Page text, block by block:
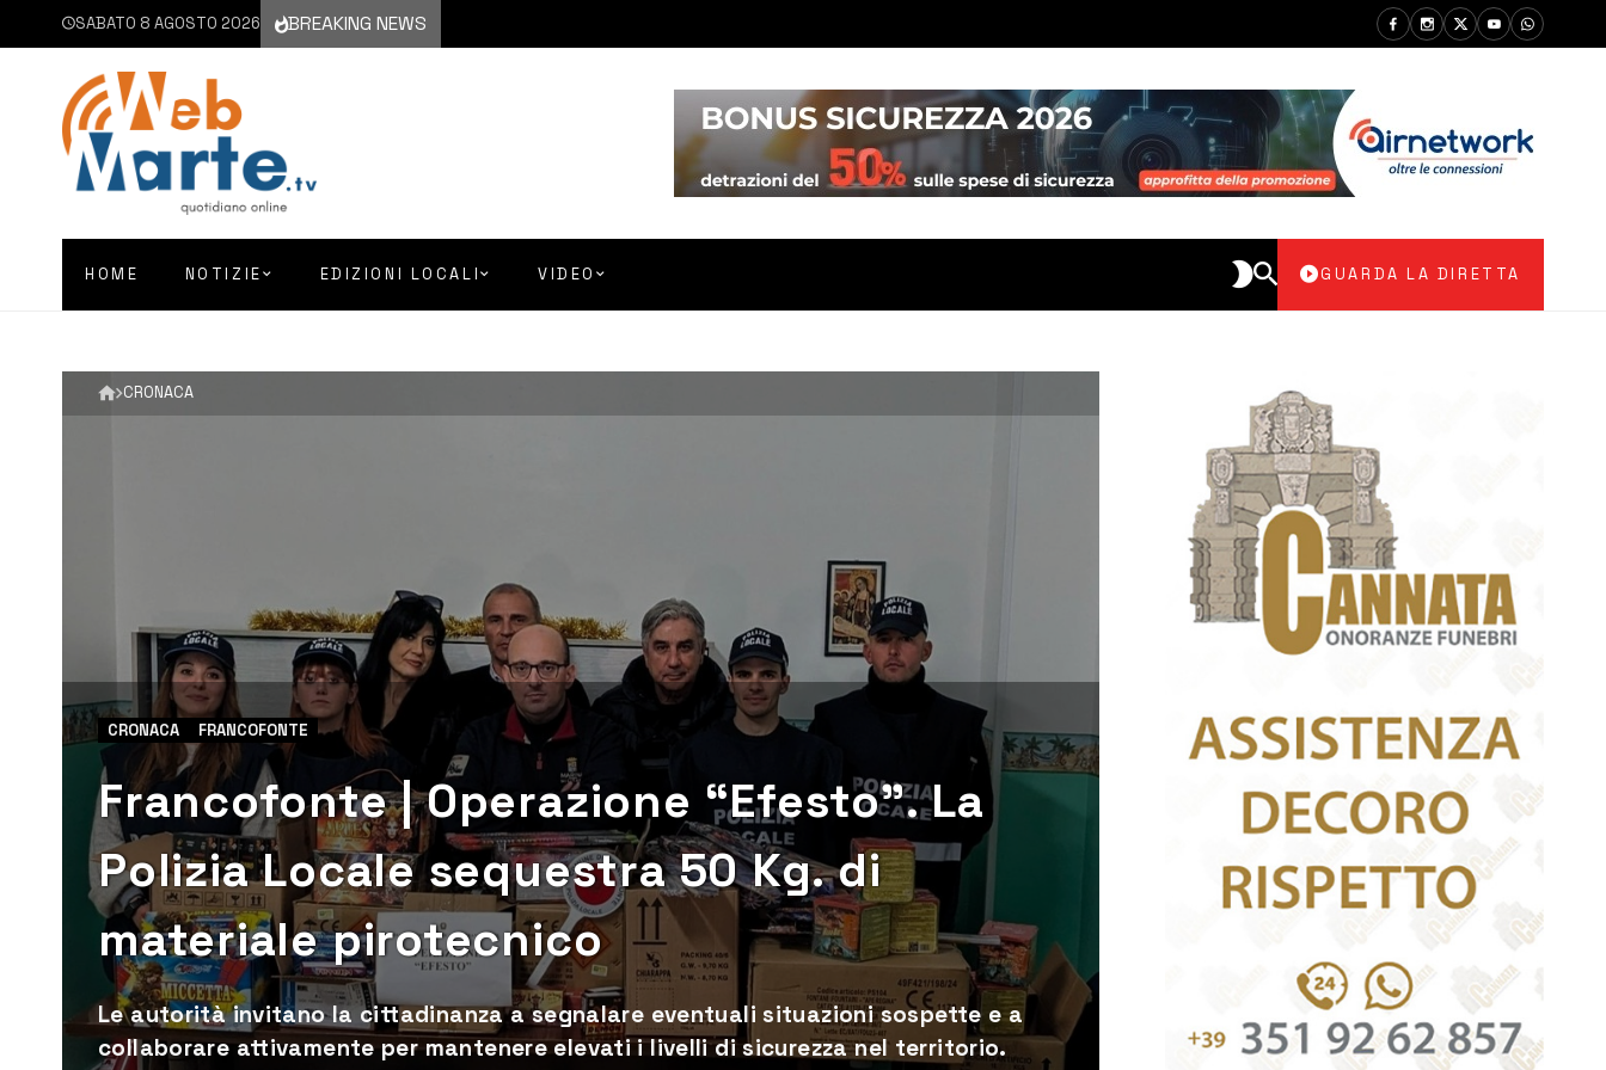
SABATO 8 AGOSTO 2026 BREAKING NEWS
HOME NOTIZIE EDIZIONI LOCALI VIDEO GUARDA LA DIRETTA
CRONACA
CRONACA FRANCOFONTE
Francofonte | Operazione “Efesto”. La
Polizia Locale sequestra 50 Kg. di
materiale pirotecnico
Le autorità invitano la cittadinanza a segnalare eventuali situazioni sospette e a
collaborare attivamente per mantenere elevati i livelli di sicurezza nel territorio.